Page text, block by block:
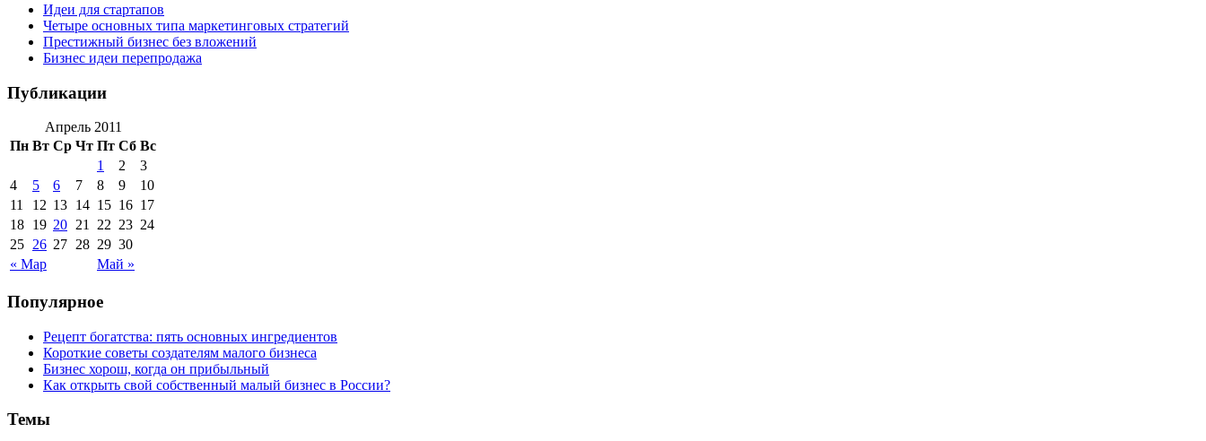
Идеи для стартапов
Четыре основных типа маркетинговых стратегий
Престижный бизнес без вложений
Бизнес идеи перепродажа
Публикации
Апрель 2011
Пн Вт Ср Чт Пт Сб Вс
« Мар Май »
1 2
3
4
5 6 7 8 9
10
11
12 13 14 15 16 17
18 19 20 21 22 23 24
25 26 27 28 29 30
Популярное
Рецепт богатства: пять основных ингредиентов
Короткие советы создателям малого бизнеса
Бизнес хорош, когда он прибыльный
Как открыть свой собственный малый бизнес в России?
Темы